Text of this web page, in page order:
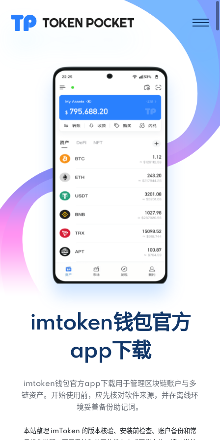
imtoken钱包官方
app下载
imtoken钱包官方app下载用于管理区块链账户与多
链资产。开始使用前，应先核对软件来源，并在离线环
境妥善备份助记词。
本站整理 imToken 的版本核验、安装前检查、账户备份和常